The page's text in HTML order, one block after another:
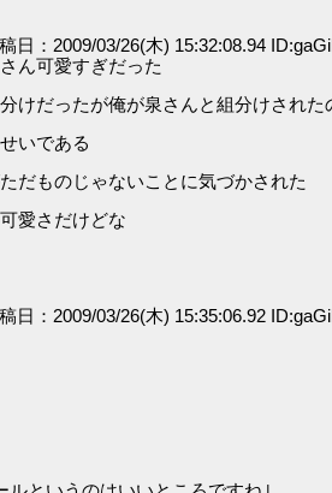
日：2009/03/26(木) 15:32:08.94
ん可愛すぎだった
けだったが俺が泉さんと組分けされた
いである
だものじゃないことに気づかされた
愛さだけどな
日：2009/03/26(木) 15:35:06.92